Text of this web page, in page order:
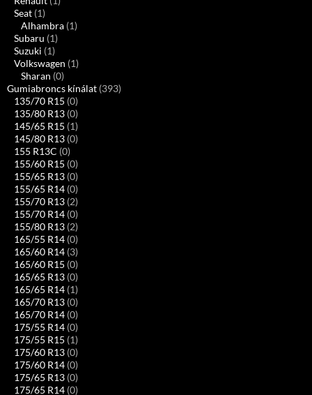
Seat (1)
Alhambra (1)
Subaru (1)
Suzuki (1)
Volkswagen (1)
Sharan (0)
Gumiabroncs kínálat (393)
135/70 R15 (0)
135/80 R13 (0)
145/65 R15 (1)
145/80 R13 (0)
155 R13C (0)
155/60 R15 (0)
155/65 R13 (0)
155/65 R14 (0)
155/70 R13 (2)
155/70 R14 (0)
155/80 R13 (2)
165/55 R14 (0)
165/60 R14 (3)
165/60 R15 (0)
165/65 R13 (0)
165/65 R14 (1)
165/70 R13 (0)
165/70 R14 (0)
175/55 R14 (0)
175/55 R15 (1)
175/60 R13 (0)
175/60 R14 (0)
175/65 R13 (0)
175/65 R14 (0)